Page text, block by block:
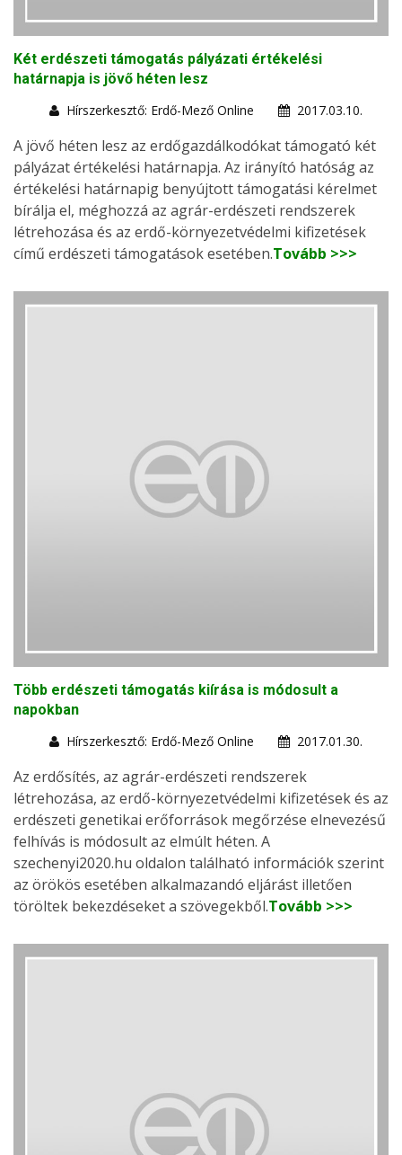
Két erdészeti támogatás pályázati értékelési
határnapja is jövő héten lesz
Hírszerkesztő: Erdő-Mező Online
2017.03.10.
A jövő héten lesz az erdőgazdálkodókat támogató két
pályázat értékelési határnapja. Az irányító hatóság az
értékelési határnapig benyújtott támogatási kérelmet
bírálja el, méghozzá az agrár-erdészeti rendszerek
létrehozása és az erdő-környezetvédelmi kifizetések
című erdészeti támogatások esetében.Tovább >>>
Több erdészeti támogatás kiírása is módosult a
napokban
Hírszerkesztő: Erdő-Mező Online
2017.01.30.
Az erdősítés, az agrár-erdészeti rendszerek
létrehozása, az erdő-környezetvédelmi kifizetések és az
erdészeti genetikai erőforrások megőrzése elnevezésű
felhívás is módosult az elmúlt héten. A
szechenyi2020.hu oldalon található információk szerint
az örökös esetében alkalmazandó eljárást illetően
töröltek bekezdéseket a szövegekből.Tovább >>>